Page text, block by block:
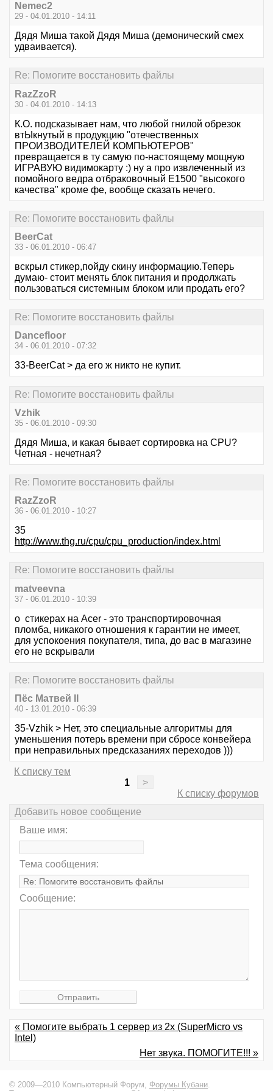
Nemec2
29 - 04.01.2010 - 14:11
Дядя Миша такой Дядя Миша (демонический смех
удваивается).
Re: Помогите восстановить файлы
RazZzoR
30 - 04.01.2010 - 14:13
К.О. подсказывает нам, что любой гнилой обрезок
втЫкнутый в продукцию "отечественных
ПРОИЗВОДИТЕЛЕЙ КОМПЬЮТЕРОВ"
превращается в ту самую по-настоящему мощную
ИГРАВУЮ видимокарту :) ну а про извлеченный из
помойного ведра отбраковочный Е1500 "высокого
качества" кроме фе, вообще сказать нечего.
Re: Помогите восстановить файлы
BeerCat
33 - 06.01.2010 - 06:47
вскрыл стикер,пойду скину информацию.Теперь
думаю- стоит менять блок питания и продолжать
пользоваться системным блоком или продать его?
Re: Помогите восстановить файлы
Dancefloor
34 - 06.01.2010 - 07:32
33-BeerCat > да его ж никто не купит.
Re: Помогите восстановить файлы
Vzhik
35 - 06.01.2010 - 09:30
Дядя Миша, и какая бывает сортировка на CPU?
Четная - нечетная?
Re: Помогите восстановить файлы
RazZzoR
36 - 06.01.2010 - 10:27
35
http://www.thg.ru/cpu/cpu_production/index.html
Re: Помогите восстановить файлы
matveevna
37 - 06.01.2010 - 10:39
о стикерах на Acer - это транспортировочная
пломба, никакого отношения к гарантии не имеет,
для успокоения покупателя, типа, до вас в магазине
его не вскрывали
Re: Помогите восстановить файлы
Пёс Матвей II
40 - 13.01.2010 - 06:39
35-Vzhik > Нет, это специальные алгоритмы для
уменьшения потерь времени при сбросе конвейера
при неправильных предсказаниях переходов )))
К списку тем
1
>
К списку форумов
Добавить новое сообщение
Ваше имя:
Тема сообщения:
Сообщение:
« Помогите выбрать 1 сервер из 2х (SuperMicro vs
Intel)
Нет звука. ПОМОГИТЕ!!! »
© 2009—2010 Компьютерный Форум, Форумы Кубани.